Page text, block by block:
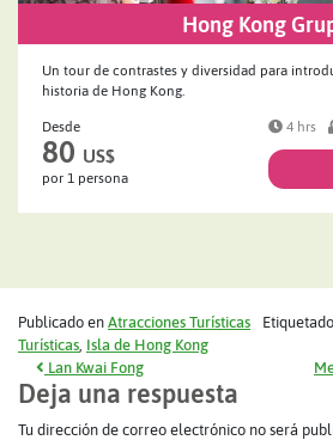
Hong Kong
Un tour de contrastes y diversidad para
historia de Hong Kong.
Desde
80 US$
por 1 persona
4 hrs
Publicado en Atracciones Turísticas
Turísticas, Isla de Hong Kong
Navegación de
Lan Kwai Fong
Deja una respuesta
Tu dirección de correo electrónico no será